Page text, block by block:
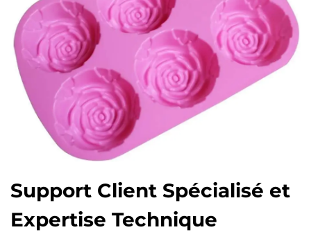
Support Client Spécialisé et
Expertise Technique